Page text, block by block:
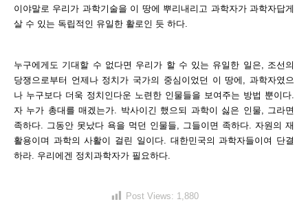
이야말로 우리가 과학기술을 이 땅에 뿌리내리고 과학자가 과학자답게
살 수 있는 독립적인 유일한 활로인 듯 하다.
누구에게도 기대할 수 없다면 우리가 할 수 있는 유일한 일은, 조선의
당쟁으로부터 언제나 정치가 국가의 중심이었던 이 땅에, 과학자였으
나 누구보다 더욱 정치인다운 노련한 인물들을 보여주는 방법 뿐이다.
자 누가 총대를 매겠는가. 박사이긴 했으되 과학이 싫은 인물, 그라면
족하다. 그동안 못났다 욕을 먹던 인물들, 그들이면 족하다. 자원의 재
활용이며 과학의 사활이 걸린 일이다. 대한민국의 과학자들이여 단결
하라. 우리에겐 정치과학자가 필요하다.
Post Views: 1,880